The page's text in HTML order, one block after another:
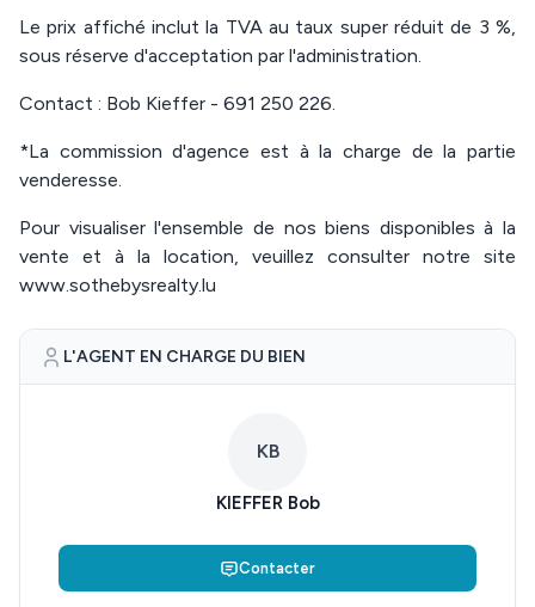
Le prix affiché inclut la TVA au taux super réduit de 3 %,
sous réserve d'acceptation par l'administration.
Contact : Bob Kieffer - 691 250 226.
*La commission d'agence est à la charge de la partie
venderesse.
Pour visualiser l'ensemble de nos biens disponibles à la
vente et à la location, veuillez consulter notre site
www.sothebysrealty.lu
L'AGENT EN CHARGE DU BIEN
KB
KIEFFER Bob
Contacter